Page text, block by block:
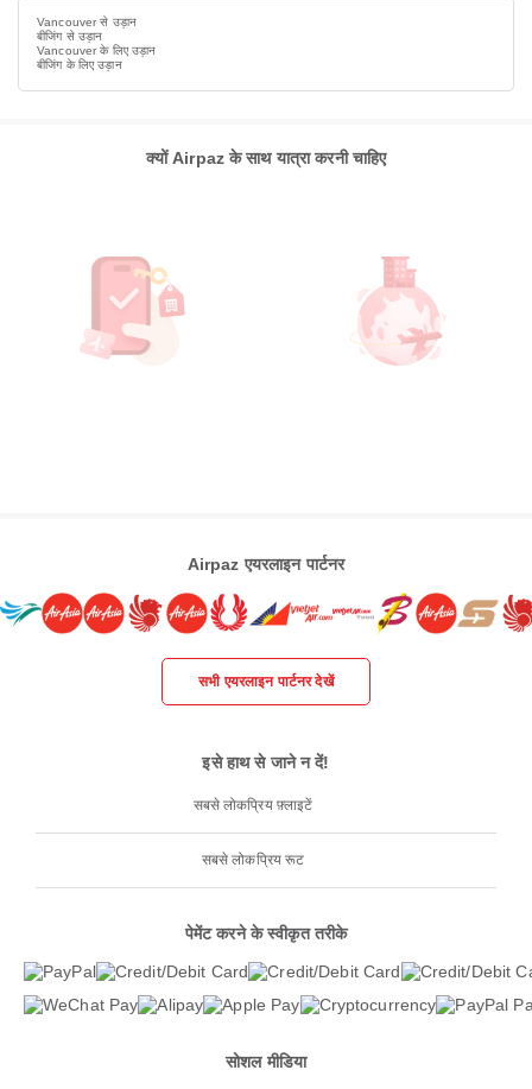
Vancouver से उड़ान
बीजिंग से उड़ान
Vancouver के लिए उड़ान
बीजिंग के लिए उड़ान
क्यों Airpaz के साथ यात्रा करनी चाहिए
Airpaz एयरलाइन पार्टनर
सभी एयरलाइन पार्टनर देखें
इसे हाथ से जाने न दें!
सबसे लोकप्रिय फ़्लाइटें
सबसे लोकप्रिय रूट
पेमेंट करने के स्वीकृत तरीके
सोशल मीडिया